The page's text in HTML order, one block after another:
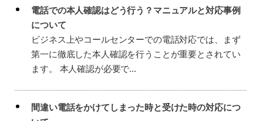
電話での本人確認はどう行う？マニュアルと対応事例
について
ビジネス上やコールセンターでの電話対応では、まず
第一に徹底した本人確認を行うことが重要とされてい
ます。 本人確認が必要で...
間違い電話をかけてしまった時と受けた時の対応につ